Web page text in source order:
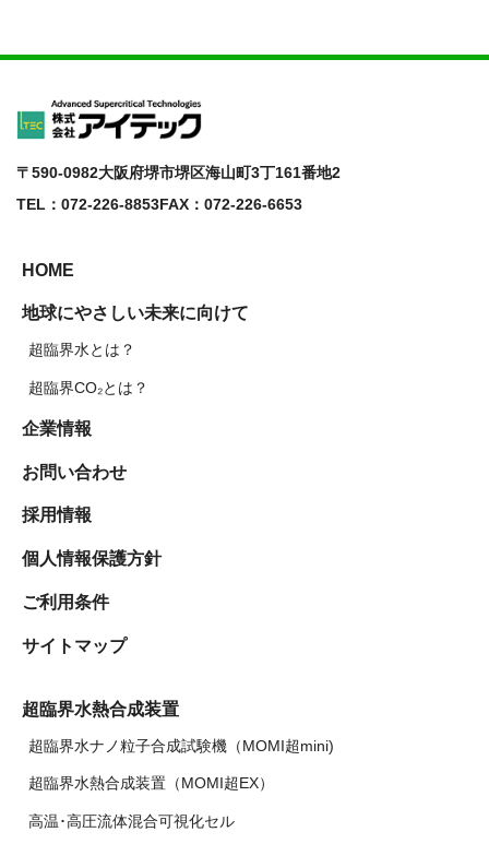
〒590-0982大阪府堺市堺区海山町3丁161番地2
TEL：072-226-8853FAX：072-226-6653
HOME
地球にやさしい未来に向けて
超臨界水とは？
超臨界CO₂とは？
企業情報
お問い合わせ
採用情報
個人情報保護方針
ご利用条件
サイトマップ
超臨界水熱合成装置
超臨界水ナノ粒子合成試験機（MOMI超mini)
超臨界水熱合成装置（MOMI超EX）
高温･高圧流体混合可視化セル